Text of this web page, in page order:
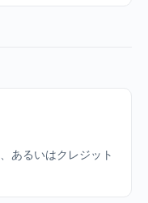
あるいはクレジット